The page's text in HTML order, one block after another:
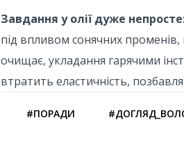
Завдання у олії дуже
під впливом сонячних
очищає, укладання гарячими
втратить еластичність,
#ПОРАДИ